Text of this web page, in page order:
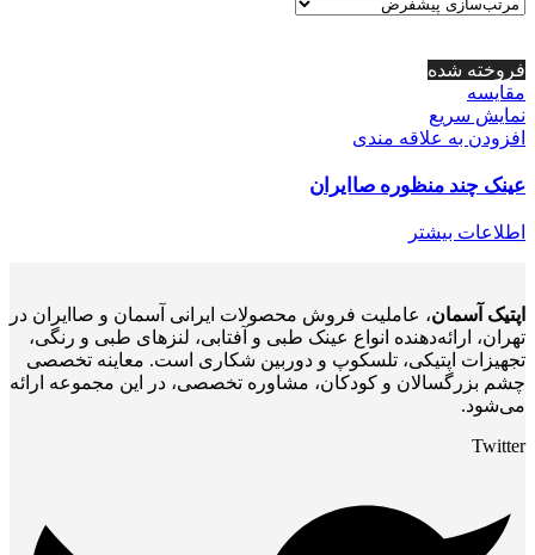
فروخته شده
مقايسه
نمایش سریع
افزودن به علاقه مندی
عینک چند منظوره صاایران
اطلاعات بیشتر
اپتیک آسمان، عاملیت فروش محصولات ایرانی آسمان و صاایران در
تهران، ارائه‌دهنده انواع عینک طبی و آفتابی، لنزهای طبی و رنگی،
تجهیزات اپتیکی، تلسکوپ و دوربین شکاری است. معاینه تخصصی
چشم بزرگسالان و کودکان، مشاوره تخصصی، در این مجموعه ارائه
می‌شود.
Twitter